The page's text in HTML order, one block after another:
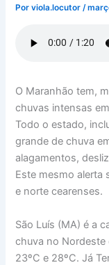
Porviola.locutor/
O Maranhão tem,
chuvas intensas
Todo o estado,
grande de chuva
alagamentos,
Este mesmo alerta
e norte cearenses.
São Luís (MA) é a
chuva no Nordeste
23ºC e 28ºC. Já